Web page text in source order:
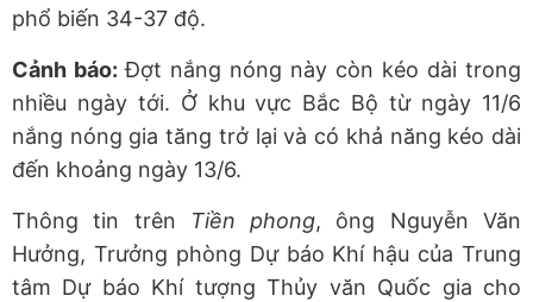
phổ biến 34-37 độ.
Cảnh báo:Đợt nắng nóng này còn kéo dài trong
nhiều ngày tới. Ở khu vực Bắc Bộ từ ngày 11/6
nắng nóng gia tăng trở lại và có khả năng kéo dài
đến khoảng ngày 13/6.
Thông tin trên Tiền phong, ông Nguyễn Văn
Hưởng, Trưởng phòng Dự báo Khí hậu của Trung
tâm Dự báo Khí tượng Thủy văn Quốc gia cho